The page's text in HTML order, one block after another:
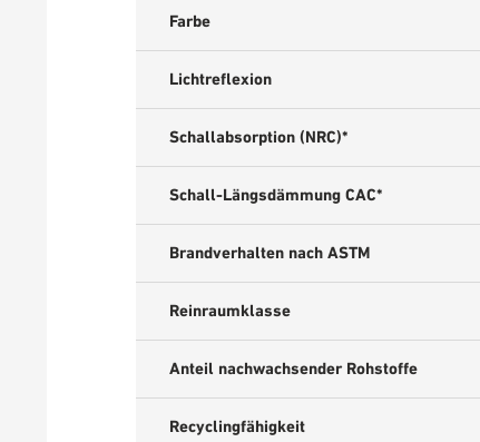
Farbe
Lichtreflexion
Schallabsorption (NRC)*
Schall-Längsdämmung CAC*
Brandverhalten nach ASTM
Reinraumklasse
Anteil nachwachsender Rohstoffe
Recyclingfähigkeit